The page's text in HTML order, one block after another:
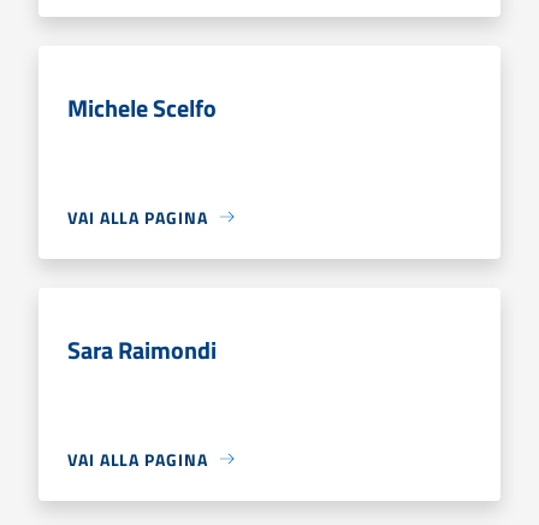
Michele Scelfo
VAI ALLA PAGINA
Sara Raimondi
VAI ALLA PAGINA